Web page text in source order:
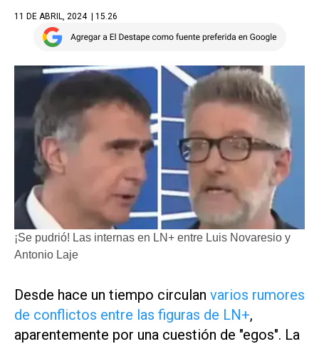
11 DE ABRIL, 2024 | 15.26
¡Se pudrió! Las internas en LN+ entre Luis Novaresio y
Antonio Laje
Desde hace un tiempo circulan varios rumores
de conflictos entre las figuras de LN+,
aparentemente por una cuestión de "egos". La